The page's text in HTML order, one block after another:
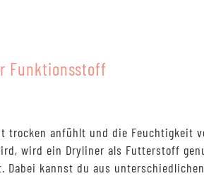
Funktionsstoff
trocken anfühlt und die Feuchtigkeit
wird ein Dryliner als Futterstoff
Dabei kannst du aus